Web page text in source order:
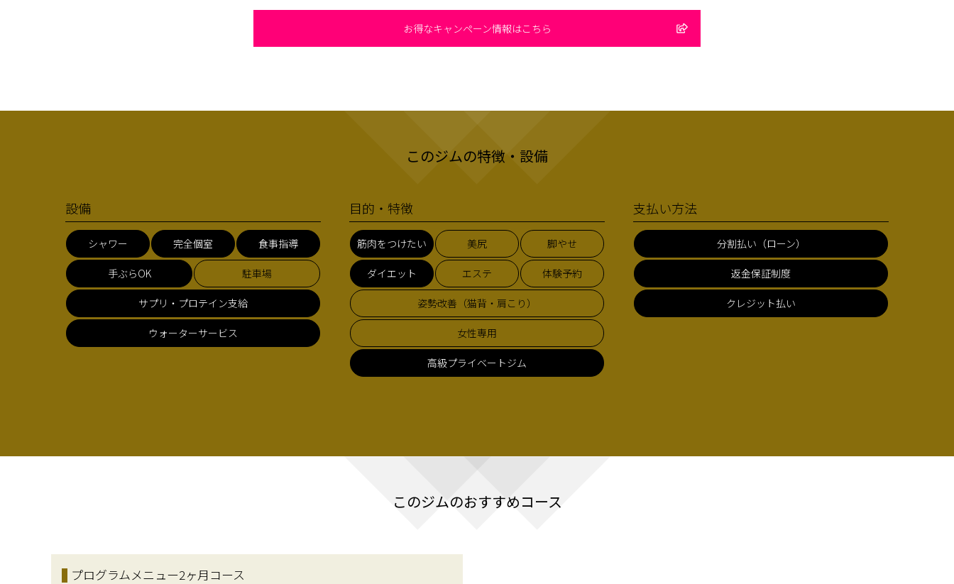
お得なキャンペーン情報はこちら
このジムの特徴・設備
設備
シャワー 完全個室 食事指導
手ぶらOK 駐車場
サプリ・プロテイン支給
ウォーターサービス
目的・特徴
筋肉をつけたい 美尻 脚やせ
ダイエット エステ 体験予約
姿勢改善（猫背・肩こり）
女性専用
高級プライベートジム
支払い方法
分割払い（ローン）
返金保証制度
クレジット払い
このジムのおすすめコース
プログラムメニュー2ヶ月コース